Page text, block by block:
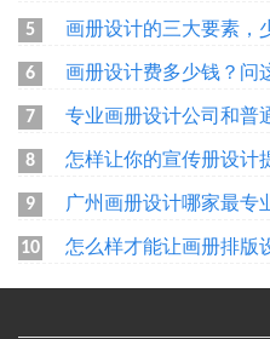
5 画册设计的三大要素，
6 画册设计费多少钱？问
7 专业画册设计公司和普通
8 怎样让你的宣传册设计
9 广州画册设计哪家最专
10 怎么样才能让画册排版